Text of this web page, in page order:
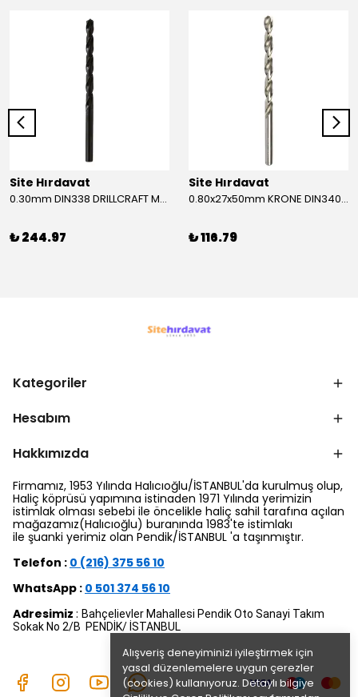
Alışveriş deneyiminizi iyileştirmek için
yasal düzenlemelere uygun çerezler
(cookies) kullanıyoruz. Detaylı bilgiye
Site Hırdavat
0.30mm DIN338 DRILLCRAFT MATKAP UCU HSS 10 Adet
₺ 244.97
Site Hırdavat
0.80x27x50mm KRONE DIN340 UZUN MATKAP UCU HSS 10 Adet
₺ 116.79
Kategoriler
Hesabım
Hakkımızda
Firmamız, 1953 Yılında Halıcıoğlu/İSTANBUL'da kurulmuş olup,
Haliç köprüsü yapımına istinaden 1971 Yılında yerimizin
istimlak olması sebebi ile öncelikle haliç sahil tarafına açılan
mağazamız(Halıcıoğlu) buranında 1983'te istimlakı
ile şuanki yerimiz olan Pendik/İSTANBUL 'a taşınmıştır.
Telefon : 0 (216) 375 56 10
WhatsApp : 0 501 374 56 10
Adresimiz : Bahçelievler Mahallesi Pendik Oto Sanayi Takım
Sokak No 2/B PENDİK/ İSTANBUL